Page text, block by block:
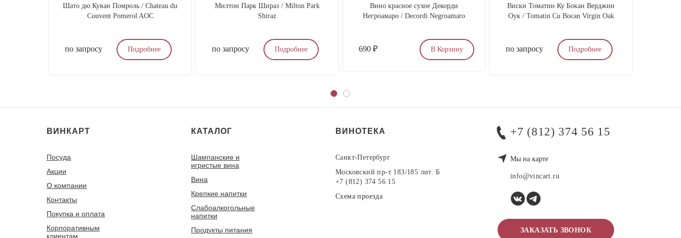
Шато дю Куван Помроль / Chateau du
Couvent Pomerol AOC
по запросу Подробнее
Милтон Парк Шираз / Milton Park
Shiraz
по запросу Подробнее
Вино красное сухое Декорди
Негроамаро / Decordi Negroamaro
690 ₽ В Корзину
Виски Томатин Ку Бокан Верджин
Оук / Tomatin Cu Bocan Virgin Oak
по запросу Подробнее
ВИНКАРТ
Посуда
Акции
О компании
Контакты
Покупка и оплата
Корпоративным
клиентам
КАТАЛОГ
Шампанские и
игристые вина
Вина
Крепкие напитки
Слабоалкогольные
напитки
Продукты питания
ВИНОТЕКА
Санкт-Петербург
Московский пр-т 183/185 лит. Б
+7 (812) 374 56 15
Схема проезда
+7 (812) 374 56 15
Мы на карте
info@vincart.ru
ЗАКАЗАТЬ ЗВОНОК